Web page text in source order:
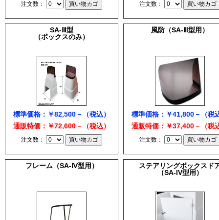
注文数： 注文数：
SA-Ⅲ型
（ボックスのみ）
標準価格：￥82,500－（税込）
通販特価：￥72,600－（税込）
注文数：
風防（SA-Ⅲ型用）
標準価格：￥41,800－（税
通販特価：￥37,400－（税
注文数：
フレーム（SA-Ⅳ型用）
ステアリングボックスド
（SA-IV型用）